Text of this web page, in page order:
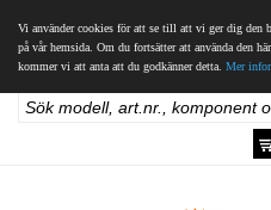
Vi använder cookies för att se till att vi ger dig den
på vår hemsida. Om du fortsätter att använda den
kommer vi att anta att du godkänner detta. Mer